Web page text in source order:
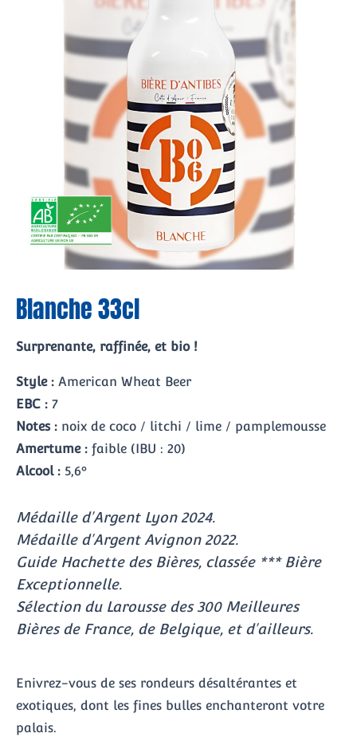
Blanche 33cl
Surprenante, raffinée, et bio !
Style : American Wheat Beer
EBC : 7
Notes : noix de coco / litchi / lime / pamplemousse
Amertume : faible (IBU : 20)
Alcool : 5,6°
Médaille d'Argent Lyon 2024.
Médaille d'Argent Avignon 2022.
Guide Hachette des Bières, classée *** Bière
Exceptionnelle.
Sélection du Larousse des 300 Meilleures
Bières de France, de Belgique, et d'ailleurs.
Enivrez-vous de ses rondeurs désaltérantes et
exotiques, dont les fines bulles enchanteront votre
palais.